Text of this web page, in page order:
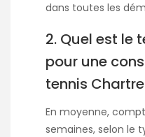
dans toutes les
2. Quel est le
pour une
tennis
En moyenne,
semaines, selon le